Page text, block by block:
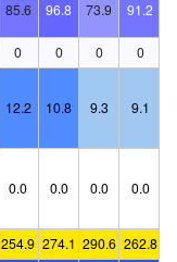
85.6 96.8 73.9 91.2
0 0 0 0
12.2 10.8 9.3 9.1
0.0 0.0 0.0 0.0
254.9 274.1 290.6 262.8